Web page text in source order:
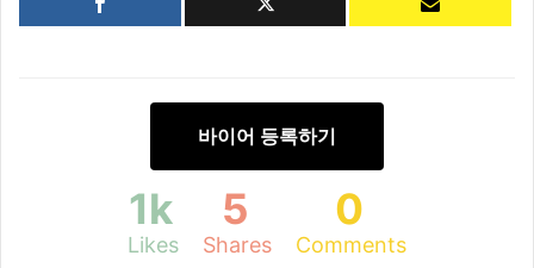
바이어 등록하기
1k
Likes
5
Shares
0
Comments